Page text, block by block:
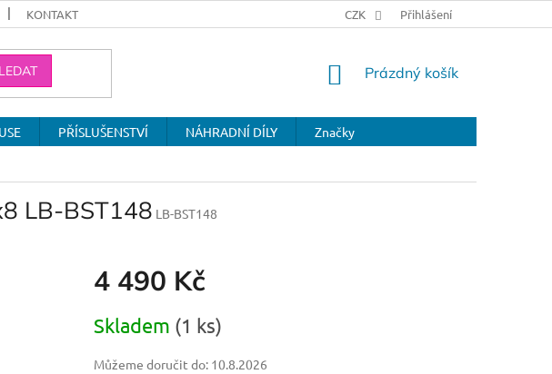
KONTAKT CZK Přihlášení
NÁKUPNÍ
Prázdný košík
PŘÍSLUŠENSTVÍ NÁHRADNÍ DÍLY
Značky
LB-BST148 LB-BST148
4 490 Kč
cena:
Skladem (1 ks)
Můžeme doručit do: 10.8.2026